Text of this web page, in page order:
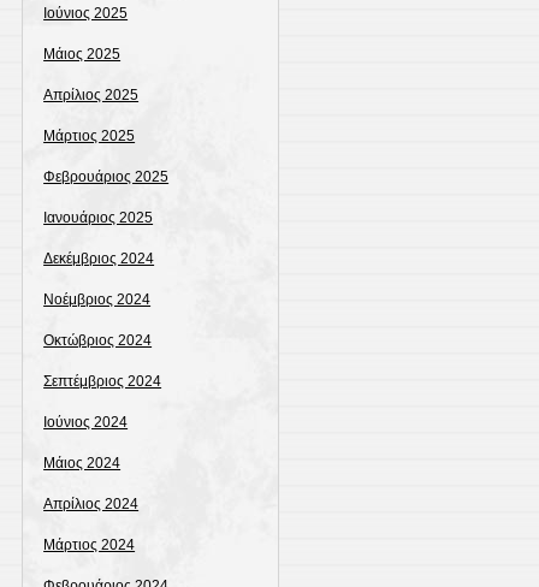
Ιούνιος 2025
Μάιος 2025
Απρίλιος 2025
Μάρτιος 2025
Φεβρουάριος 2025
Ιανουάριος 2025
Δεκέμβριος 2024
Νοέμβριος 2024
Οκτώβριος 2024
Σεπτέμβριος 2024
Ιούνιος 2024
Μάιος 2024
Απρίλιος 2024
Μάρτιος 2024